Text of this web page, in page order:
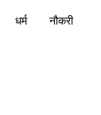
धर्म नौकरी